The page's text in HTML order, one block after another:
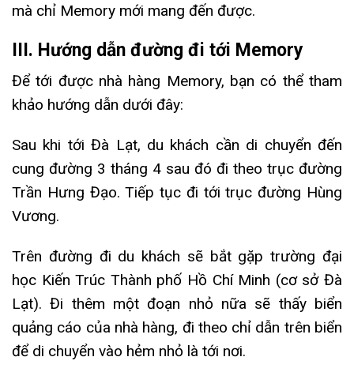
mà chỉ Memory mới mang đến được.
III. Hướng dẫn đường đi tới Memory
Để tới được nhà hàng Memory, bạn có thể tham
khảo hướng dẫn dưới đây:
Sau khi tới Đà Lạt, du khách cần di chuyển đến
cung đường 3 tháng 4 sau đó đi theo trục đường
Trần Hưng Đạo. Tiếp tục đi tới trục đường Hùng
Vương.
Trên đường đi du khách sẽ bắt gặp trường đại
học Kiến Trúc Thành phố Hồ Chí Minh (cơ sở Đà
Lạt). Đi thêm một đoạn nhỏ nữa sẽ thấy biển
quảng cáo của nhà hàng, đi theo chỉ dẫn trên biển
để di chuyển vào hẻm nhỏ là tới nơi.